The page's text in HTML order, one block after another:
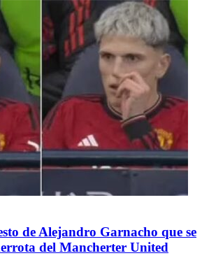
de Alejandro Garnacho que se
del Mancherter United